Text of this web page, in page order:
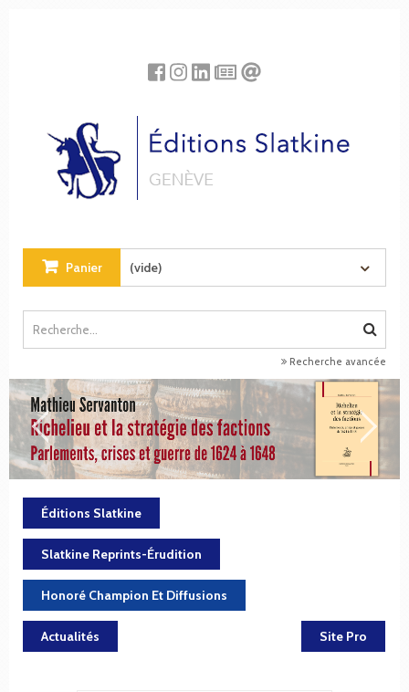
Panier (vide)
Recherche avancée
Éditions Slatkine
Slatkine Reprints-Érudition
Honoré Champion Et Diffusions
Actualités Site Pro